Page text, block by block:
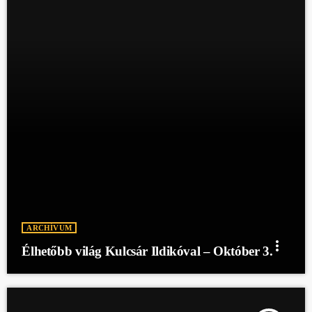
ARCHÍVUM
Élhetőbb világ Kulcsár Ildikóval – Október 3. more_vert